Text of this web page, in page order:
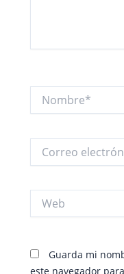
Nombre*
electrónico*
Guarda mi
este navegador